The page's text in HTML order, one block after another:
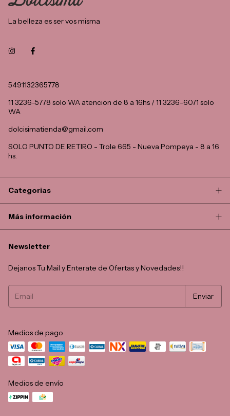
La belleza es ser vos misma
5491132365778
11 3236-5778 solo WA atencion de 8 a 16hs / 11 3236-6071 solo
WA
dolcisimatienda@gmail.com
SOLO PUNTO DE RETIRO - Trole 665 - Nueva Pompeya - 8 a 16
hs.
Categorias
Más información
Newsletter
Dejanos Tu Mail y Enterate de Ofertas y Novedades!!
Medios de pago
Medios de envío